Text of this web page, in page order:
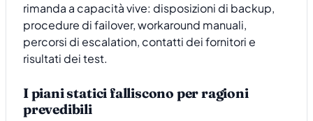
rimanda a capacità vive: disposizioni di backup,
procedure di failover, workaround manuali,
percorsi di escalation, contatti dei fornitori e
risultati dei test.
I piani statici falliscono per ragioni
prevedibili